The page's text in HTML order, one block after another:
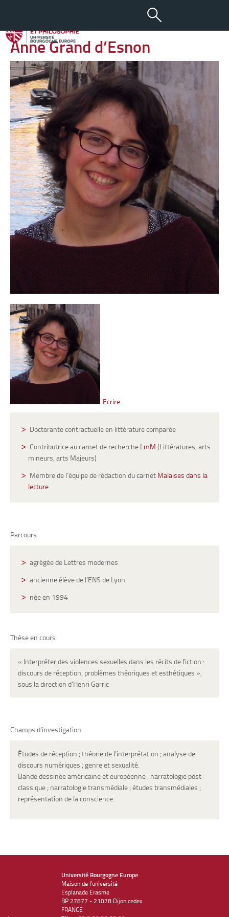
aA - +
04 SEP 2018
Anne Grand d’Esnon
Ecrire
Doctorante contractuelle en littérature comparée
Contributrice au carnet de recherche LmM (Littératures, arts
mineurs, arts Majeurs)
Membre de l’équipe de rédaction du carnet Malaises dans la
lecture
Parcours
agrégée de Lettres modernes
ancienne élève de l’ENS de Lyon
née en 1994
Thèse en cours
« Interpréter des violences sexuelles dans les récits de fiction :
discours de réception, problèmes théoriques et esthétiques »,
sous la direction d’Henri Garric
Champs d’investigation
Études de réception ; théorie de l’interprétation ; analyse de
discours numériques ; genre et sexualité.
Bande dessinée américaine et européenne ; narratologie post-
classique ; narratologie transmédiale ; études transmédiales ;
représentation de la conscience.
Université Bourgogne Europe
Maison de l'université
Esplanade Erasme
BP 27877 - 21078 Dijon cedex
FRANCE